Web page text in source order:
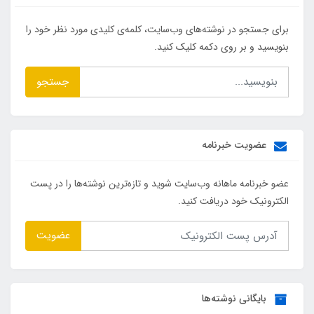
برای جستجو در نوشته‌های وب‌سایت، کلمه‌ی کلیدی مورد نظر خود را
بنویسید و بر روی دکمه کلیک کنید.
جستجو
عضویت خبرنامه
عضو خبرنامه ماهانه وب‌سایت شوید و تازه‌ترین نوشته‌ها را در پست
الکترونیک خود دریافت کنید.
عضویت
بایگانی نوشته‌ها